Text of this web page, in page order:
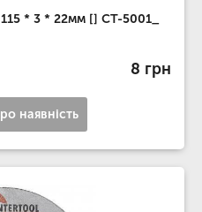
* 3 * 22мм [] CT-5001_
8 грн
наявність